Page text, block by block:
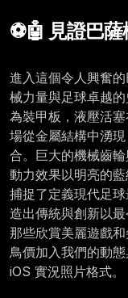
⚽🤖 見證巴
進入這個令人興奮
械力量與足球卓越
為裝甲板，液壓活
場從金屬結構中湧
合。巨大的機械齒
動力效果以明亮的
捕捉了定義現代足
造出傳統與創新以
那些欣賞美麗遊戲
鳥價加入我們的動
iOS 實況照片格式。